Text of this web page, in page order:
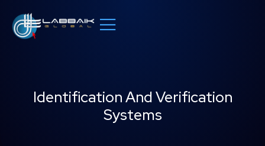
content
Identification And Verification
Systems